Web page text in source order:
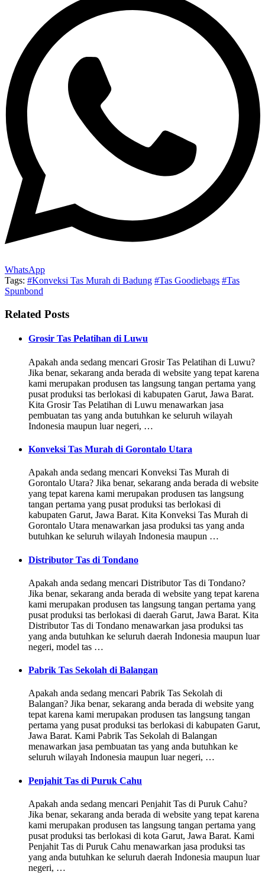
WhatsApp
Tags: #Konveksi Tas Murah di Badung #Tas Goodiebags #Tas
Spunbond
Related Posts
Grosir Tas Pelatihan di Luwu
Apakah anda sedang mencari Grosir Tas Pelatihan di Luwu?
Jika benar, sekarang anda berada di website yang tepat karena
kami merupakan produsen tas langsung tangan pertama yang
pusat produksi tas berlokasi di kabupaten Garut, Jawa Barat.
Kita Grosir Tas Pelatihan di Luwu menawarkan jasa
pembuatan tas yang anda butuhkan ke seluruh wilayah
Indonesia maupun luar negeri, …
Konveksi Tas Murah di Gorontalo Utara
Apakah anda sedang mencari Konveksi Tas Murah di
Gorontalo Utara? Jika benar, sekarang anda berada di website
yang tepat karena kami merupakan produsen tas langsung
tangan pertama yang pusat produksi tas berlokasi di
kabupaten Garut, Jawa Barat. Kita Konveksi Tas Murah di
Gorontalo Utara menawarkan jasa produksi tas yang anda
butuhkan ke seluruh wilayah Indonesia maupun …
Distributor Tas di Tondano
Apakah anda sedang mencari Distributor Tas di Tondano?
Jika benar, sekarang anda berada di website yang tepat karena
kami merupakan produsen tas langsung tangan pertama yang
pusat produksi tas berlokasi di daerah Garut, Jawa Barat. Kita
Distributor Tas di Tondano menawarkan jasa produksi tas
yang anda butuhkan ke seluruh daerah Indonesia maupun luar
negeri, model tas …
Pabrik Tas Sekolah di Balangan
Apakah anda sedang mencari Pabrik Tas Sekolah di
Balangan? Jika benar, sekarang anda berada di website yang
tepat karena kami merupakan produsen tas langsung tangan
pertama yang pusat produksi tas berlokasi di kabupaten Garut,
Jawa Barat. Kami Pabrik Tas Sekolah di Balangan
menawarkan jasa pembuatan tas yang anda butuhkan ke
seluruh wilayah Indonesia maupun luar negeri, …
Penjahit Tas di Puruk Cahu
Apakah anda sedang mencari Penjahit Tas di Puruk Cahu?
Jika benar, sekarang anda berada di website yang tepat karena
kami merupakan produsen tas langsung tangan pertama yang
pusat produksi tas berlokasi di kota Garut, Jawa Barat. Kami
Penjahit Tas di Puruk Cahu menawarkan jasa produksi tas
yang anda butuhkan ke seluruh daerah Indonesia maupun luar
negeri, …